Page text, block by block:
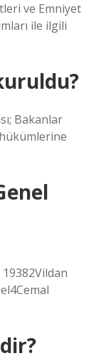
ve Emniyet
ile ilgili
Bakanlar